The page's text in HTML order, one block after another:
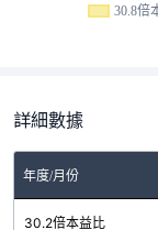
30.8倍
詳細數據
年度/月份
30.2倍本益比